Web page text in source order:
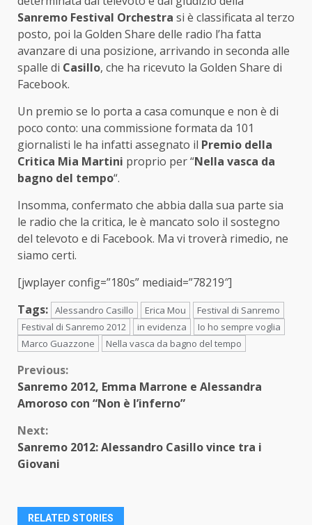
Sanremo Festival Orchestra si è classificata al terzo
posto, poi la Golden Share delle radio l’ha fatta
avanzare di una posizione, arrivando in seconda alle
spalle di Casillo, che ha ricevuto la Golden Share di
Facebook.
Un premio se lo porta a casa comunque e non è di
poco conto: una commissione formata da 101
giornalisti le ha infatti assegnato il Premio della
Critica Mia Martini proprio per “Nella vasca da
bagno del tempo“.
Insomma, confermato che abbia dalla sua parte sia
le radio che la critica, le è mancato solo il sostegno
del televoto e di Facebook. Ma vi troverà rimedio, ne
siamo certi.
[jwplayer config=”180s” mediaid=”78219″]
Tags: Alessandro Casillo Erica Mou
Festival di Sanremo
Festival di Sanremo 2012
in evidenza
Io ho sempre voglia
Marco Guazzone
Nella vasca da bagno del tempo
Continue
Reading
Previous:
Sanremo 2012, Emma Marrone e Alessandra
Amoroso con “Non è l’inferno”
Next:
Sanremo 2012: Alessandro Casillo vince tra i
Giovani
RELATED STORIES